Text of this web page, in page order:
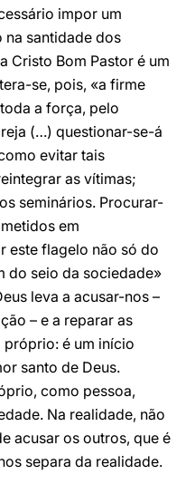
impor um
na santidade dos
Cristo Bom Pastor é um
se, pois, «a firme
a força, pelo
(…) questionar-se-á
evitar tais
as vítimas;
seminários. Procurar-
em
este flagelo não só do
do seio da sociedade»
leva a acusar-nos –
– e a reparar as
próprio: é um início
santo de Deus.
como pessoa,
Na realidade, não
acusar os outros, que é
separa da realidade.